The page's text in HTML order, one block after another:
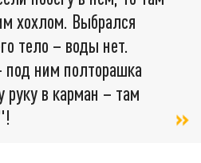
хохлом. Выбрался
тело – воды нет.
под ним полторашка
в карман – там